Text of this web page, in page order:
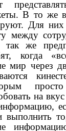
В то же
Для них
между
так же
когда
мир через
на
выполнить